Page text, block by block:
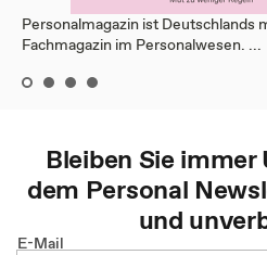
Personalmagazin ist Deutschlands
Fachmagazin im Personalwesen. ...
Bleiben Sie
dem Personal
und
E-Mail